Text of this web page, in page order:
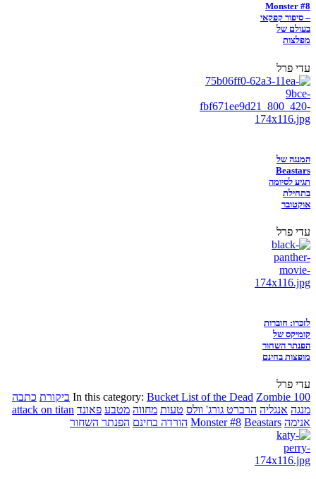
Monster #8
– סיפור קפקאי
בעולם של
מפלצות
עדי פרל
המנגה של
Beastars
תגיע לסיומה
בתחילת
אוקטובר
עדי פרל
לזכרו: חוברות
קומיקס של
הפנתר השחור
מופצות בחינם
עדי פרל
In this category: Bucket List of the Dead Zombie 100 ביקורת כתבה
מנגה אנגליה הרברט גורג' וולס טעות מחווה מטבע פאונד attack on titan
אנימה
Monster #8 Beastars הורדה בחינם הפנתר השחור